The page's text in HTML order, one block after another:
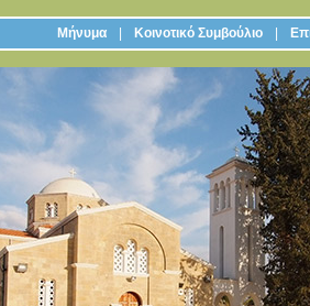
Μήνυμα Κοινοτικό Συμβούλιο